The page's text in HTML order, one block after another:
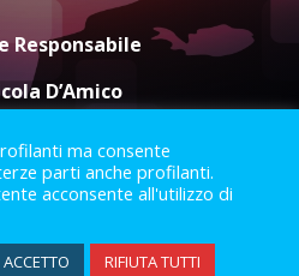
2026 06:00
Responsabile
D’Amico
Privacy Policy
Legali
Instagram
Youtube
ma consente
parti anche profilanti.
acconsente all'utilizzo di
ACCETTO RIFIUTA TUTTI